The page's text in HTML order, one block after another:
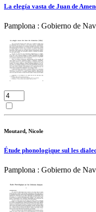
La elegía vasta de Juan de
Pamplona : Gobierno de
Moutard, Nicole
Étude phonologique sul les
Pamplona : Gobierno de